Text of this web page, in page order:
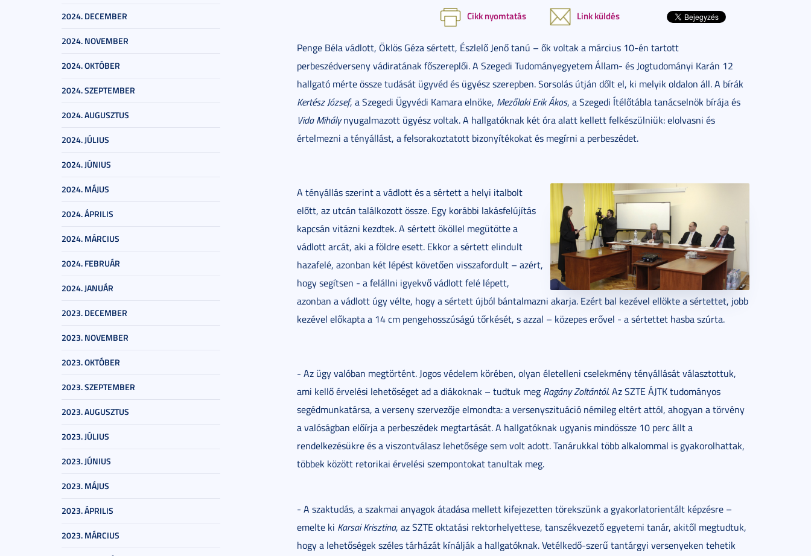
2024. DECEMBER
2024. NOVEMBER
2024. OKTÓBER
2024. SZEPTEMBER
2024. AUGUSZTUS
2024. JÚLIUS
2024. JÚNIUS
2024. MÁJUS
2024. ÁPRILIS
2024. MÁRCIUS
2024. FEBRUÁR
2024. JANUÁR
2023. DECEMBER
2023. NOVEMBER
2023. OKTÓBER
2023. SZEPTEMBER
2023. AUGUSZTUS
2023. JÚLIUS
2023. JÚNIUS
2023. MÁJUS
2023. ÁPRILIS
2023. MÁRCIUS
Cikk nyomtatás Link küldés
Penge Béla vádlott, Öklös Géza sértett, Észlelő Jenő tanú – ők voltak a március 10-én tartott
perbeszédverseny vádiratának főszereplői. A Szegedi Tudományegyetem Állam- és Jogtudományi Karán 12
hallgató mérte össze tudását ügyvéd és ügyész szerepben. Sorsolás útján dőlt el, ki melyik oldalon áll. A bírák
Kertész József, a Szegedi Ügyvédi Kamara elnöke, Mezőlaki Erik Ákos, a Szegedi Ítélőtábla tanácselnök bírája és
Vida Mihálynyugalmazott ügyész voltak. A hallgatóknak két óra alatt kellett felkészülniük: elolvasni és
értelmezni a tényállást, a felsorakoztatott bizonyítékokat és megírni a perbeszédet.
A tényállás szerint a vádlott és a sértett a helyi italbolt
előtt, az utcán találkozott össze. Egy korábbi lakásfelújítás
kapcsán vitázni kezdtek. A sértett ököllel megütötte a
vádlott arcát, aki a földre esett. Ekkor a sértett elindult
hazafelé, azonban két lépést követően visszafordult – azért,
hogy segítsen - a felállni igyekvő vádlott felé lépett,
azonban a vádlott úgy vélte, hogy a sértett újból bántalmazni akarja. Ezért bal kezével ellökte a sértettet, jobb
kezével előkapta a 14 cm pengehosszúságú tőrkését, s azzal – közepes erővel - a sértettet hasba szúrta.
- Az ügy valóban megtörtént. Jogos védelem körében, olyan életelleni cselekmény tényállását választottuk,
ami kellő érvelési lehetőséget ad a diákoknak – tudtuk meg Ragány Zoltántól. Az SZTE ÁJTK tudományos
segédmunkatársa, a verseny szervezője elmondta: a versenyszituáció némileg eltért attól, ahogyan a törvény
a valóságban előírja a perbeszédek megtartását. A hallgatóknak ugyanis mindössze 10 perc állt a
rendelkezésükre és a viszontválasz lehetősége sem volt adott. Tanárukkal több alkalommal is gyakorolhattak,
többek között retorikai érvelési szempontokat tanultak meg.
- A szaktudás, a szakmai anyagok átadása mellett kifejezetten törekszünk a gyakorlatorientált képzésre –
emelte ki Karsai Krisztina, az SZTE oktatási rektorhelyettese, tanszékvezető egyetemi tanár, akitől megtudtuk,
hogy a lehetőségek széles tárházát kínálják a hallgatóknak. Vetélkedő-szerű tantárgyi versenyeken tehetik